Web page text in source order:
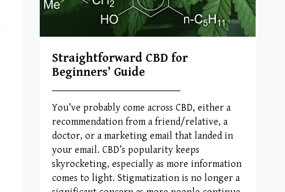
Straightforward CBD for
Beginners’ Guide
You’ve probably come across CBD, either a
recommendation from a friend/relative, a
doctor, or a marketing email that landed in
your email. CBD’s popularity keeps
skyrocketing, especially as more information
comes to light. Stigmatization is no longer a